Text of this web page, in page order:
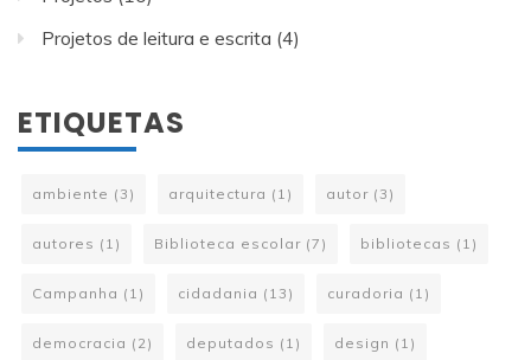
Projetos de leitura e escrita (4)
ETIQUETAS
ambiente (3) arquitectura (1) autor (3)
autores (1) Biblioteca escolar (7) bibliotecas (1)
Campanha (1) cidadania (13) curadoria (1)
democracia (2) deputados (1) design (1)